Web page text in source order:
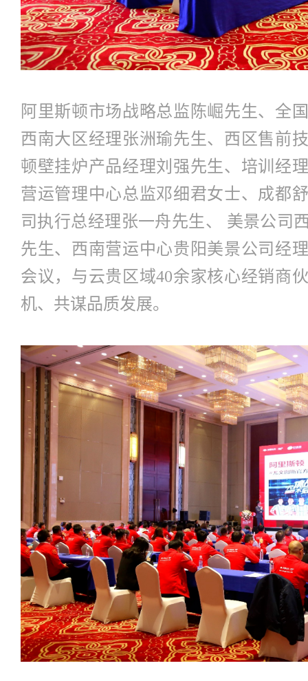
阿里斯顿市场战略总监陈崛先生、全
西南大区经理张洲瑜先生、西区售前
顿壁挂炉产品经理刘强先生、培训经
营运管理中心总监邓细君女士、成都
司执行总经理张一舟先生、 美景公司
先生、西南营运中心贵阳美景公司经
会议，与云贵区域40余家核心经销商
机、共谋品质发展。